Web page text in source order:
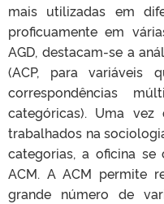
mais utilizadas em
proficuamente em
AGD, destacam-se a
(ACP, para variáveis
correspondências
categóricas). Uma
trabalhados na
categorias, a oficina se
ACM. A ACM permite
grande número de